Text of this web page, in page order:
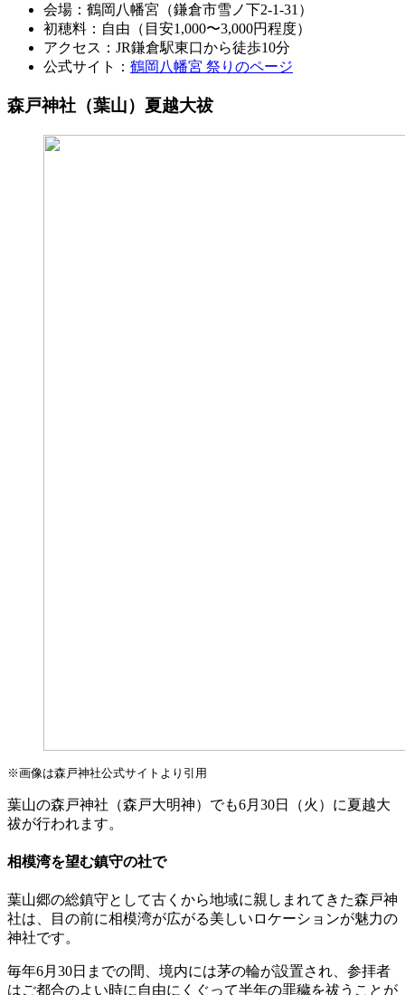
会場：鶴岡八幡宮（鎌倉市雪ノ下2-1-31）
初穂料：自由（目安1,000〜3,000円程度）
アクセス：JR鎌倉駅東口から徒歩10分
公式サイト： 鶴岡八幡宮 祭りのページ
森戸神社（葉山）夏越大祓
※画像は森戸神社公式サイトより引用
葉山の森戸神社（森戸大明神）でも6月30日（火）に夏越大
祓が行われます。
相模湾を望む鎮守の社で
葉山郷の総鎮守として古くから地域に親しまれてきた森戸神
社は、目の前に相模湾が広がる美しいロケーションが魅力の
神社です。
毎年6月30日までの間、境内には茅の輪が設置され、参拝者
はご都合のよい時に自由にくぐって半年の罪穢を祓うことが